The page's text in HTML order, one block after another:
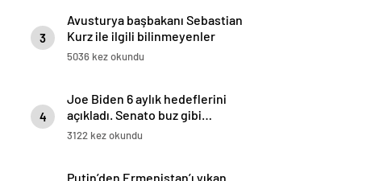
3
Avusturya başbakanı Sebastian
Kurz ile ilgili bilinmeyenler
5036 kez okundu
4
Joe Biden 6 aylık hedeflerini
açıkladı. Senato buz gibi…
3122 kez okundu
Putin’den Ermenistan’ı yıkan